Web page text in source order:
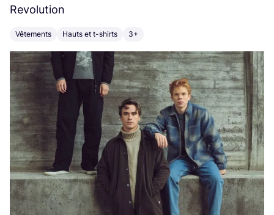
Revolution
Vêtements Hauts et t-shirts 3+